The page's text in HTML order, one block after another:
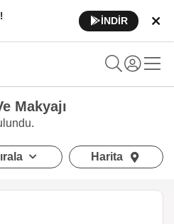
İNDİR
Makyajı
Harita